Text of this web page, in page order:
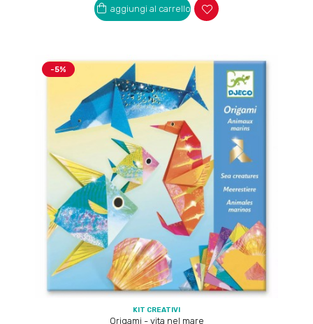
aggiungi al carrello
-5%
KIT CREATIVI
Origami - vita nel mare